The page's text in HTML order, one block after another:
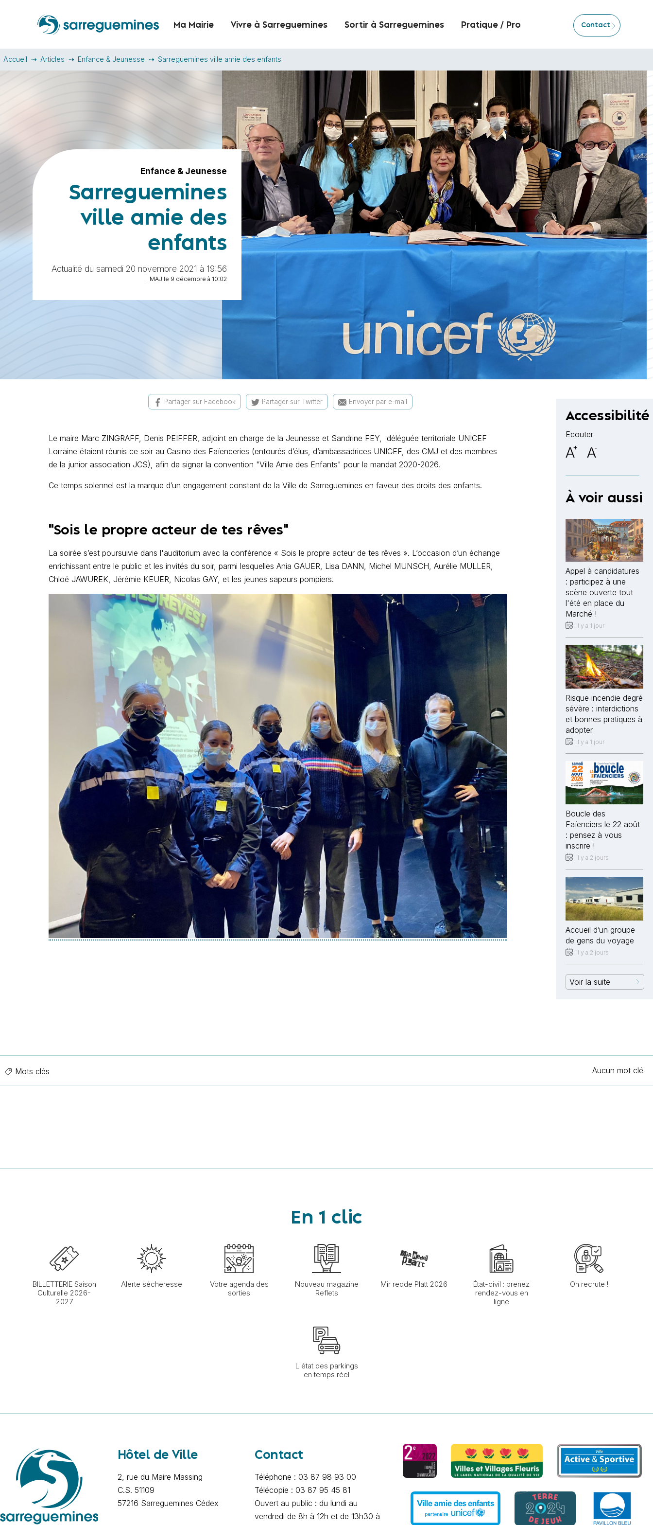
Ma Mairie Vivre à Sarreguemines Sortir à Sarreguemines Pratique / Pro Contact
Accueil Articles Enfance & Jeunesse Sarreguemines ville amie des enfants
Enfance & Jeunesse
Sarreguemines
ville amie des
enfants
Actualité du samedi 20 novembre 2021 à 19:56
MAJ le 9 décembre à 10:02
Partager sur Facebook Partager sur Twitter Envoyer par e-mail
Le maire Marc ZINGRAFF, Denis PEIFFER, adjoint en charge de la Jeunesse et Sandrine FEY,
déléguée territoriale UNICEF
Lorraine étaient réunis ce soir au Casino des Faïenceries (entourés d’élus, d’ambassadrices UNICEF, des CMJ et des membres
de la junior association JCS), afin de signer la convention "Ville Amie des Enfants" pour le mandat 2020-2026.
Ce temps solennel est la marque d’un engagement constant de la Ville de Sarreguemines en faveur des droits des enfants.
"Sois le propre acteur de tes rêves"
La soirée s’est poursuivie dans l'auditorium avec la conférence « Sois le propre acteur de tes rêves ». L’occasion d’un échange
enrichissant entre le public et les invités du soir, parmi lesquelles Ania GAUER, Lisa DANN, Michel MUNSCH, Aurélie MULLER,
Chloé JAWUREK, Jérémie KEUER, Nicolas GAY, et les jeunes sapeurs pompiers.
Accessibilité
Ecouter
A+ A-
À voir aussi
Appel à candidatures
: participez à une
scène ouverte tout
l'été en place du
Marché !
Il y a 1 jour
Risque incendie degré
sévère : interdictions
et bonnes pratiques à
adopter
Il y a 1 jour
Boucle des
Faïenciers le 22 août
: pensez à vous
inscrire !
Il y a 2 jours
Accueil d’un groupe
de gens du voyage
Il y a 2 jours
Voir la suite
Mots clés Aucun mot clé
En 1 clic
BILLETTERIE Saison
Culturelle 2026-
2027
Alerte sécheresse
Votre agenda des
sorties
Nouveau magazine
Reflets
Mir redde Platt 2026
État-civil : prenez
rendez-vous en
ligne
On recrute !
L'état des parkings
en temps réel
Hôtel de Ville
2, rue du Maire Massing
C.S. 51109
57216 Sarreguemines Cédex
Contact
Téléphone : 03 87 98 93 00
Télécopie : 03 87 95 45 81
Ouvert au public : du lundi au
vendredi de 8h à 12h et de 13h30 à